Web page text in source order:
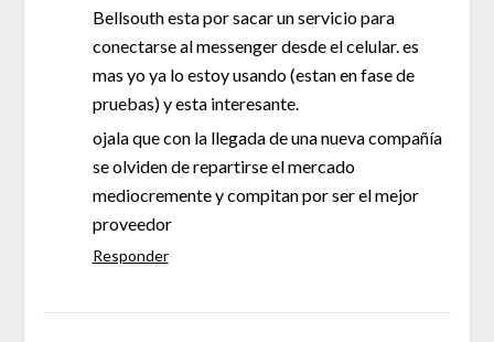
Bellsouth esta por sacar un servicio para
conectarse al messenger desde el celular. es
mas yo ya lo estoy usando (estan en fase de
pruebas) y esta interesante.
ojala que con la llegada de una nueva compañía
se olviden de repartirse el mercado
mediocremente y compitan por ser el mejor
proveedor
Responder